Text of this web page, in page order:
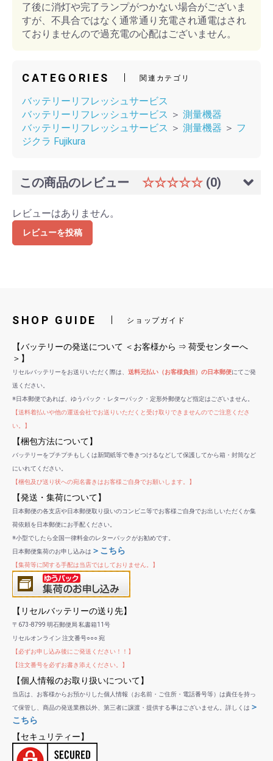
了後に消灯や完了ランプがつかない場合がございま
すが、不具合ではなく通常通り充電され通電はされ
ておりませんので過充電の心配はございません。
CATEGORIES 関連カテゴリ
バッテリーリフレッシュサービス
バッテリーリフレッシュサービス ＞ 測量機器
バッテリーリフレッシュサービス ＞ 測量機器 ＞ フ
ジクラ Fujikura
この商品のレビュー ☆☆☆☆☆ (0)
レビューはありません。
レビューを投稿
SHOP GUIDE ショップガイド
【バッテリーの発送について ＜お客様から ⇒ 荷受センターへ
＞】
リセルバッテリーをお送りいただく際は、 送料元払い（お客様負担）の日本郵便にてご発
送ください。
※日本郵便であれば、ゆうパック・レターパック・定形外郵便など指定はございません。
【送料着払いや他の運送会社でお送りいただくと受け取りできませんのでご注意くださ
い。】
【梱包方法について】
バッテリーをプチプチもしくは新聞紙等で巻きつけるなどして保護してから箱・封筒など
にいれてください。
【梱包及び送り状への宛名書きはお客様ご自身でお願いします。】
【発送・集荷について】
日本郵便の各支店や日本郵便取り扱いのコンビニ等でお客様ご自身でお出しいただくか集
荷依頼を日本郵便にお手配ください。
※小型でしたら全国一律料金のレターパックがお勧めです。
日本郵便集荷のお申し込みは ＞こちら
【集荷等に関する手配は当店ではしておりません。】
【リセルバッテリーの送り先】
〒673-8799 明石郵便局 私書箱11号
リセルオンライン 注文番号○○○ 宛
【必ずお申し込み後にご発送ください！！】
【注文番号を必ずお書き添えください。】
【個人情報のお取り扱いについて】
当店は、お客様からお預かりした個人情報（お名前・ご住所・電話番号等）は責任を持っ
て保管し、商品の発送業務以外、第三者に譲渡・提供する事はございません。詳しくは ＞
こちら
【セキュリティー】